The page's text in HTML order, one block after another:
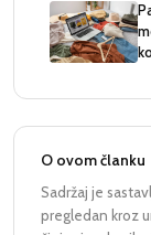
O ovom članku
Sadržaj je
pregledan kroz